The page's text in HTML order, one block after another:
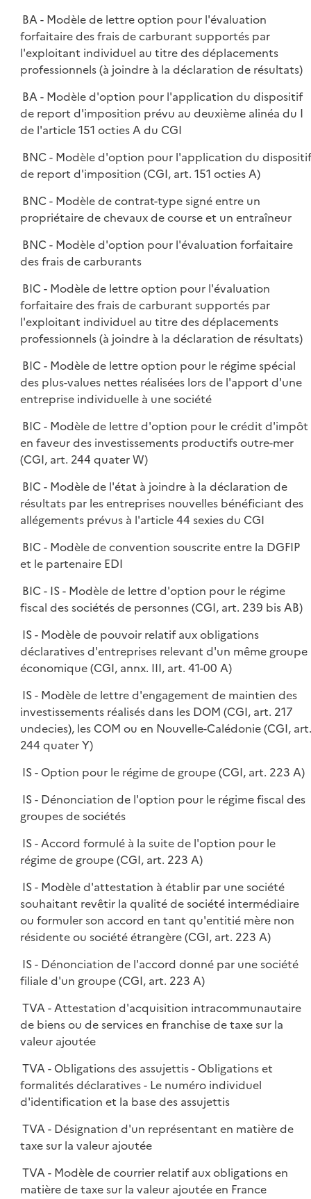
BA - Modèle de lettre option pour l'évaluation
forfaitaire des frais de carburant supportés par
l'exploitant individuel au titre des déplacements
professionnels (à joindre à la déclaration de résultats)
BA - Modèle d'option pour l'application du dispositif
de report d'imposition prévu au deuxième alinéa du I
de l'article 151 octies A du CGI
BNC - Modèle d'option pour l'application du
de report d'imposition (CGI, art. 151 octies A)
BNC - Modèle de contrat-type signé entre un
propriétaire de chevaux de course et un entraîneur
BNC - Modèle d'option pour l'évaluation forfaitaire
des frais de carburants
BIC - Modèle de lettre option pour l'évaluation
forfaitaire des frais de carburant supportés par
l'exploitant individuel au titre des déplacements
professionnels (à joindre à la déclaration de résultats)
BIC - Modèle de lettre option pour le régime spécial
des plus-values nettes réalisées lors de l'apport d'une
entreprise individuelle à une société
BIC - Modèle de lettre d'option pour le crédit d'impôt
en faveur des investissements productifs outre-mer
(CGI, art. 244 quater W)
BIC - Modèle de l'état à joindre à la déclaration de
résultats par les entreprises nouvelles bénéficiant des
allégements prévus à l'article 44 sexies du CGI
BIC - Modèle de convention souscrite entre la DGFIP
et le partenaire EDI
BIC - IS - Modèle de lettre d'option pour le régime
fiscal des sociétés de personnes (CGI, art. 239 bis AB)
IS - Modèle de pouvoir relatif aux obligations
déclaratives d'entreprises relevant d'un même groupe
économique (CGI, annx. III, art. 41-00 A)
IS - Modèle de lettre d'engagement de maintien des
investissements réalisés dans les DOM (CGI, art. 217
undecies), les COM ou en Nouvelle-Calédonie (CGI, art.
244 quater Y)
IS - Option pour le régime de groupe (CGI, art. 223 A)
IS - Dénonciation de l'option pour le régime fiscal des
groupes de sociétés
IS - Accord formulé à la suite de l'option pour le
régime de groupe (CGI, art. 223 A)
IS - Modèle d'attestation à établir par une société
souhaitant revêtir la qualité de société intermédiaire
ou formuler son accord en tant qu'entitié mère non
résidente ou société étrangère (CGI, art. 223 A)
IS - Dénonciation de l'accord donné par une société
filiale d'un groupe (CGI, art. 223 A)
TVA - Attestation d'acquisition intracommunautaire
de biens ou de services en franchise de taxe sur la
valeur ajoutée
TVA - Obligations des assujettis - Obligations et
formalités déclaratives - Le numéro individuel
d'identification et la base des assujettis
TVA - Désignation d'un représentant en matière de
taxe sur la valeur ajoutée
TVA - Modèle de courrier relatif aux obligations en
matière de taxe sur la valeur ajoutée en France